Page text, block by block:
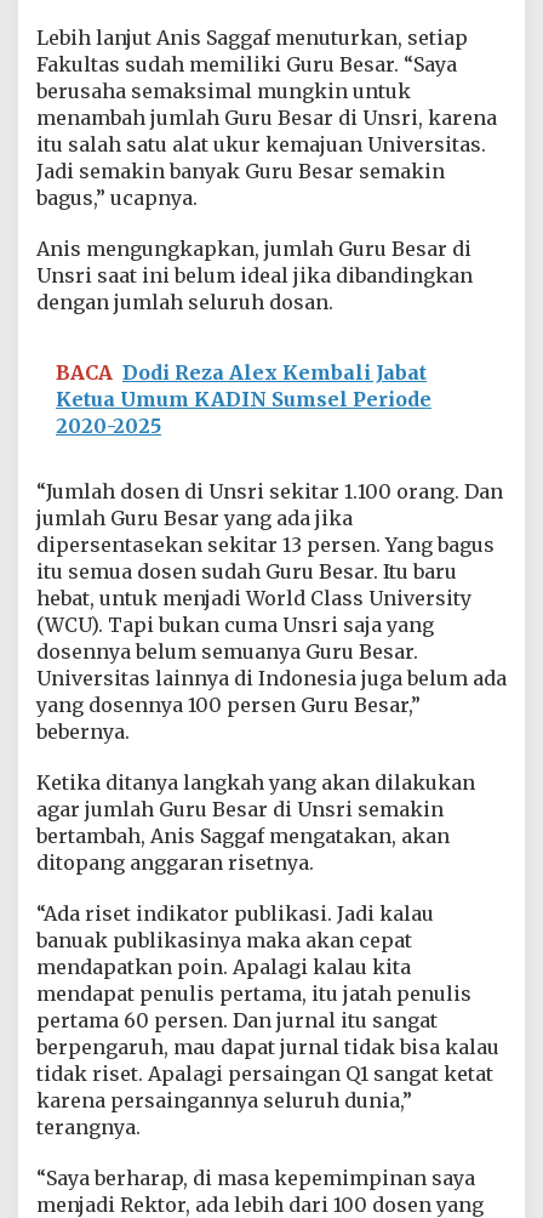
a
B
i
d
a
g
m
u
T
e
i
k
i
a
Lebih lanjut Anis Saggaf menuturkan, setiap
Fakultas sudah memiliki Guru Besar. “Saya
berusaha semaksimal mungkin untuk
menambah jumlah Guru Besar di Unsri, karena
itu salah satu alat ukur kemajuan Universitas.
Jadi semakin banyak Guru Besar semakin
bagus,” ucapnya.
Anis mengungkapkan, jumlah Guru Besar di
Unsri saat ini belum ideal jika dibandingkan
dengan jumlah seluruh dosan.
BACA Dodi Reza Alex Kembali Jabat
Ketua Umum KADIN Sumsel Periode
2020-2025
“Jumlah dosen di Unsri sekitar 1.100 orang. Dan
jumlah Guru Besar yang ada jika
dipersentasekan sekitar 13 persen. Yang bagus
itu semua dosen sudah Guru Besar. Itu baru
hebat, untuk menjadi World Class University
(WCU). Tapi bukan cuma Unsri saja yang
dosennya belum semuanya Guru Besar.
Universitas lainnya di Indonesia juga belum ada
yang dosennya 100 persen Guru Besar,”
bebernya.
Ketika ditanya langkah yang akan dilakukan
agar jumlah Guru Besar di Unsri semakin
bertambah, Anis Saggaf mengatakan, akan
ditopang anggaran risetnya.
“Ada riset indikator publikasi. Jadi kalau
banuak publikasinya maka akan cepat
mendapatkan poin. Apalagi kalau kita
mendapat penulis pertama, itu jatah penulis
pertama 60 persen. Dan jurnal itu sangat
berpengaruh, mau dapat jurnal tidak bisa kalau
tidak riset. Apalagi persaingan Q1 sangat ketat
karena persaingannya seluruh dunia,”
terangnya.
“Saya berharap, di masa kepemimpinan saya
menjadi Rektor, ada lebih dari 100 dosen yang